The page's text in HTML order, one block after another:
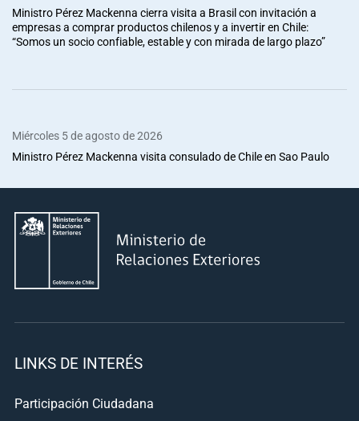
Ministro Pérez Mackenna cierra visita a Brasil con invitación a
empresas a comprar productos chilenos y a invertir en Chile:
“Somos un socio confiable, estable y con mirada de largo plazo”
Miércoles 5 de agosto de 2026
Ministro Pérez Mackenna visita consulado de Chile en Sao Paulo
LINKS DE INTERÉS
Participación Ciudadana